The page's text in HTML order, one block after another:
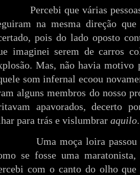
que várias pessoas
na mesma direção
pois do lado oposto
imaginei serem de carros
Mas, não havia
som infernal ecoou
alguns membros do nosso
apavorados, decerto
para trás e vislumbrar aquilo.
moça loira passou
se fosse uma maratonista,
com o canto do olho